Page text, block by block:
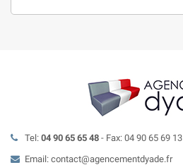
Tel: 04 90 65 65 48 - Fax: 04 90 65 69 13
Email: contact@agencementdyade.fr